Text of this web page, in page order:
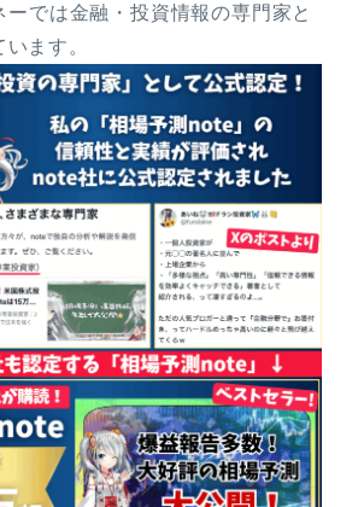
ーでは金融・投資情報の専門家と
ます。